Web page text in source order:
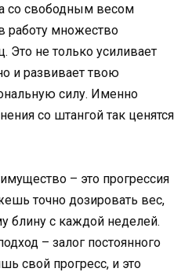
со свободным весом
работу множество
не только усиливает
и развивает твою
силу. Именно
со штангой так ценятся
– это прогрессия
точно дозировать вес,
блину с каждой неделей.
– залог постоянного
свой прогресс, и это